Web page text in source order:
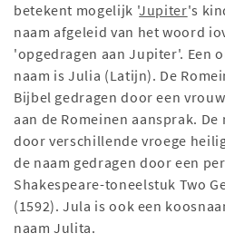
betekent mogelijk 'Jupiter's
naam afgeleid van het woord
'opgedragen aan Jupiter'. Een
naam is Julia (Latijn). De
Bijbel gedragen door een
aan de Romeinen aansprak.
door verschillende vroege
de naam gedragen door een
Shakespeare-toneelstuk Two
(1592). Jula is ook een
naam Julita.